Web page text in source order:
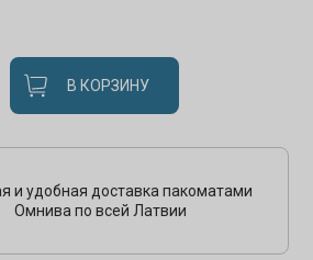
В КОРЗИНУ
и удобная доставка пакоматами
Омнива по всей Латвии